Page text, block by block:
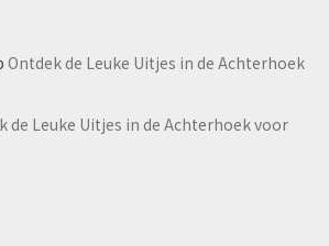
Ontdek de Leuke Uitjes in de Achterhoek
de Leuke Uitjes in de Achterhoek voor